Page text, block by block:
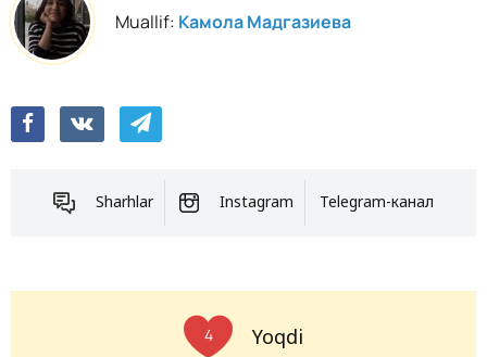
Muallif: Камола Мадгазиева
Sharhlar Instagram Telegram-канал
4 Yoqdi